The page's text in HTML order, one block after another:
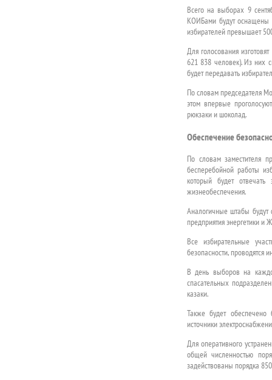
Всего на выборах 9
КОИБами будут оснащены
избирателей превышает
Для голосования
621 838 человек). Из них
будет передавать
По словам председателя
этом впервые
рюкзаки и шоколад.
Обеспечение
По словам заместителя
бесперебойной работы
который будет
жизнеобеспечения.
Аналогичные штабы будут
предприятия энергетики и
Все избирательные
безопасности, проводятся
В день выборов на
спасательных
казаки.
Также будет обеспечено
источники
Для оперативного
общей численностью
задействованы порядка